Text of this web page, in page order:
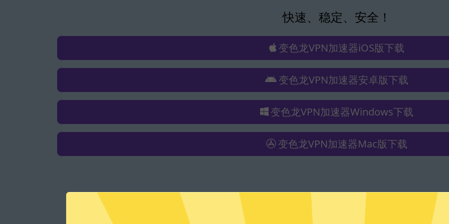
快速、稳定、安全！
变色龙VPN加速器iOS版下载
变色龙VPN加速器安卓版下载
变色龙VPN加速器Windows下载
变色龙VPN加速器Mac版下载